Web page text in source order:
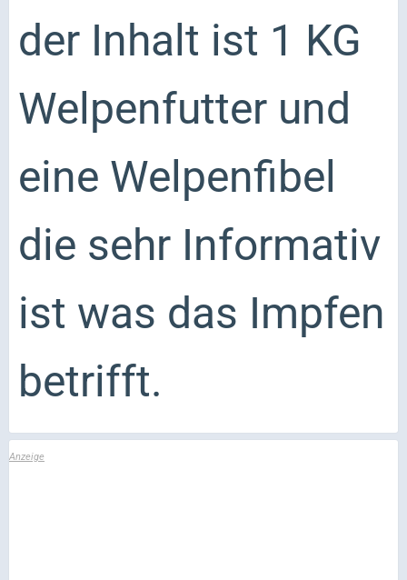
der Inhalt ist 1 KG
Welpenfutter und
eine Welpenfibel
die sehr Informativ
ist was das Impfen
betrifft.